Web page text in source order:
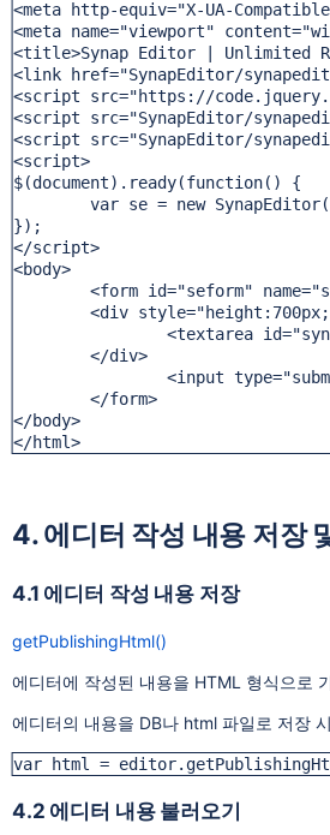
<meta http-equiv="X-UA-
<meta name="viewport"
<title>Synap Editor | Unlimited
<link href="SynapEditor/
<script src="https://
<script src="SynapEditor/
<script src="SynapEditor/
<script>
$(document).ready(function() {
var se = new
});
</script>
<body>
<form id="seform"
<div
<textarea
	</div>
<input type="submit"
	</form>
</body>
</html>
4. 에디터 작성 내용 저장
4.1 에디터 작성 내용 저장
getPublishingHtml()
에디터에 작성된 내용을 HTML 형식으로
에디터의 내용을 DB나 html 파일로 저장
var html =
4.2 에디터 내용 불러오기